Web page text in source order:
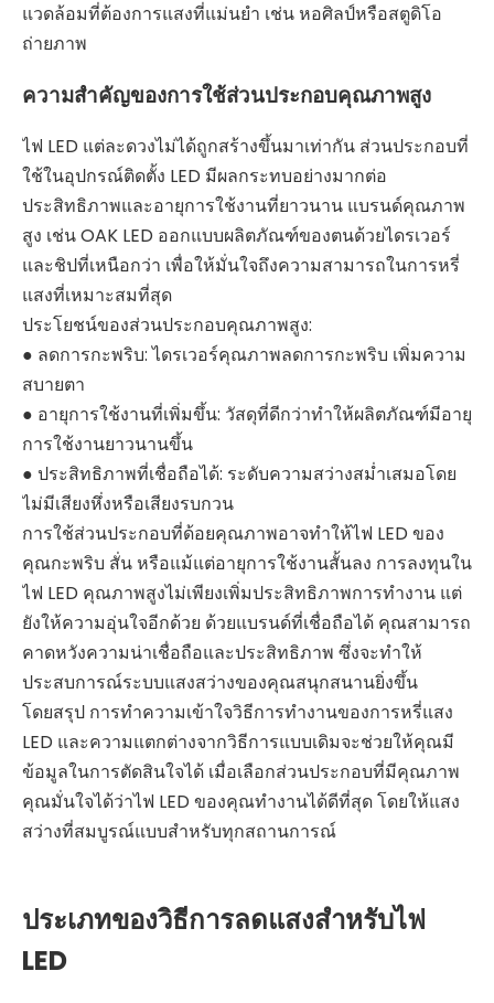
แวดล้อมที่ต้องการแสงที่แม่นยำ เช่น หอศิลป์หรือสตูดิโอ
ถ่ายภาพ
ความสำคัญของการใช้ส่วนประกอบคุณภาพสูง
ไฟ LED แต่ละดวงไม่ได้ถูกสร้างขึ้นมาเท่ากัน ส่วนประกอบที่
ใช้ในอุปกรณ์ติดตั้ง LED มีผลกระทบอย่างมากต่อ
ประสิทธิภาพและอายุการใช้งานที่ยาวนาน แบรนด์คุณภาพ
สูง เช่น OAK LED ออกแบบผลิตภัณฑ์ของตนด้วยไดรเวอร์
และชิปที่เหนือกว่า เพื่อให้มั่นใจถึงความสามารถในการหรี่
แสงที่เหมาะสมที่สุด
ประโยชน์ของส่วนประกอบคุณภาพสูง:
● ลดการกะพริบ: ไดรเวอร์คุณภาพลดการกะพริบ เพิ่มความ
สบายตา
● อายุการใช้งานที่เพิ่มขึ้น: วัสดุที่ดีกว่าทำให้ผลิตภัณฑ์มีอายุ
การใช้งานยาวนานขึ้น
● ประสิทธิภาพที่เชื่อถือได้: ระดับความสว่างสม่ำเสมอโดย
ไม่มีเสียงหึ่งหรือเสียงรบกวน
การใช้ส่วนประกอบที่ด้อยคุณภาพอาจทำให้ไฟ LED ของ
คุณกะพริบ สั่น หรือแม้แต่อายุการใช้งานสั้นลง การลงทุนใน
ไฟ LED คุณภาพสูงไม่เพียงเพิ่มประสิทธิภาพการทำงาน แต่
ยังให้ความอุ่นใจอีกด้วย ด้วยแบรนด์ที่เชื่อถือได้ คุณสามารถ
คาดหวังความน่าเชื่อถือและประสิทธิภาพ ซึ่งจะทำให้
ประสบการณ์ระบบแสงสว่างของคุณสนุกสนานยิ่งขึ้น
โดยสรุป การทำความเข้าใจวิธีการทำงานของการหรี่แสง
LED และความแตกต่างจากวิธีการแบบเดิมจะช่วยให้คุณมี
ข้อมูลในการตัดสินใจได้ เมื่อเลือกส่วนประกอบที่มีคุณภาพ
คุณมั่นใจได้ว่าไฟ LED ของคุณทำงานได้ดีที่สุด โดยให้แสง
สว่างที่สมบูรณ์แบบสำหรับทุกสถานการณ์
ประเภทของวิธีการลดแสงสำหรับไฟ
LED